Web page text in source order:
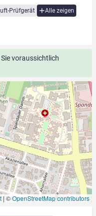
Prüfgerät Alle zeigen
voraussichtlich
| ©OpenStreetMap contributors